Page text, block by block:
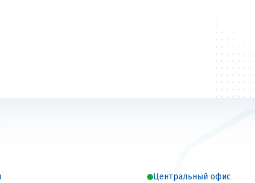
Центральный офис